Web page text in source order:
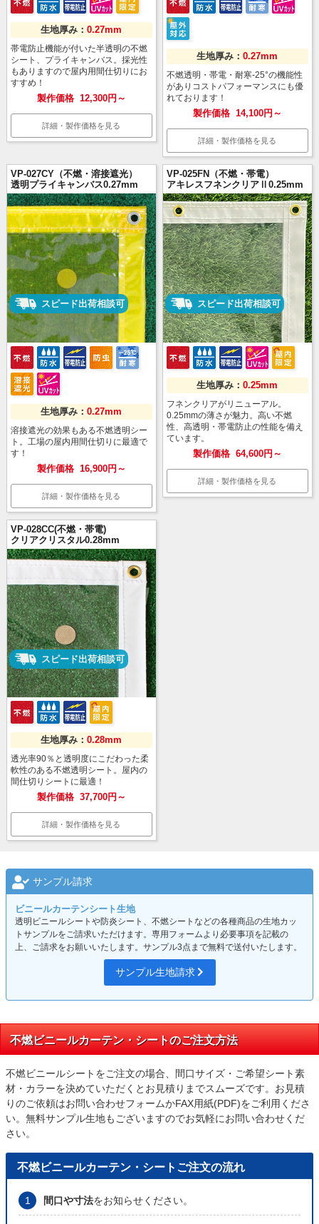
生地厚み：0.27mm
帯電防止機能が付いた半透明の不燃
シート、プライキャンバス。採光性
もありますので屋内用間仕切りにお
すすめ！
製作価格 12,300円～
詳細・製作価格を見る
生地厚み：0.27mm
不燃透明・帯電・耐寒-25°の機能性
がありコストパフォーマンスにも優
れております！
製作価格 14,100円～
詳細・製作価格を見る
VP-027CY（不燃・溶接遮光）
透明プライキャンバス0.27mm
スピード出荷相談可
生地厚み：0.27mm
溶接遮光の効果もある不燃透明シー
ト。工場の屋内用間仕切りに最適で
す！
製作価格 16,900円～
詳細・製作価格を見る
VP-025FN（不燃・帯電）
アキレスフネンクリアⅡ0.25mm
スピード出荷相談可
生地厚み：0.25mm
フネンクリアがリニューアル。
0.25mmの薄さが魅力。高い不燃
性、高透明・帯電防止の性能を備え
ています。
製作価格 64,600円～
詳細・製作価格を見る
VP-028CC(不燃・帯電)
クリアクリスタル0.28mm
スピード出荷相談可
生地厚み：0.28mm
透光率90％と透明度にこだわった柔
軟性のある不燃透明シート。屋内の
間仕切りシートに最適！
製作価格 37,700円～
詳細・製作価格を見る
サンプル請求
ビニールカーテンシート生地
透明ビニールシートや防炎シート、不燃シートなどの各種商品の生地カッ
トサンプルをご請求いただけます。専用フォームより必要事項を記載の
上、ご請求をお願いいたします。サンプル3点まで無料で送付いたします。
サンプル生地請求
不燃ビニールカーテン・シートのご注文方法
不燃ビニールシートをご注文の場合、間口サイズ・ご希望シート素
材・カラーを決めていただくとお見積りまでスムーズです。お見積
りのご依頼はお問い合わせフォームかFAX用紙(PDF)をご利用くださ
い。無料サンプル生地もございますのでお気軽にお問い合わせくだ
さい。
不燃ビニールカーテン・シートご注文の流れ
間口や寸法をお知らせください。